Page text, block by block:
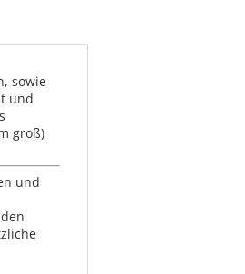
sowie
und
groß)
und